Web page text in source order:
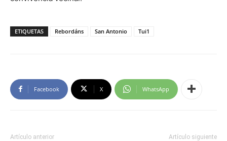
ETIQUETAS Rebordáns San Antonio Tui1
Facebook X WhatsApp
Artículo anterior Artículo siguiente